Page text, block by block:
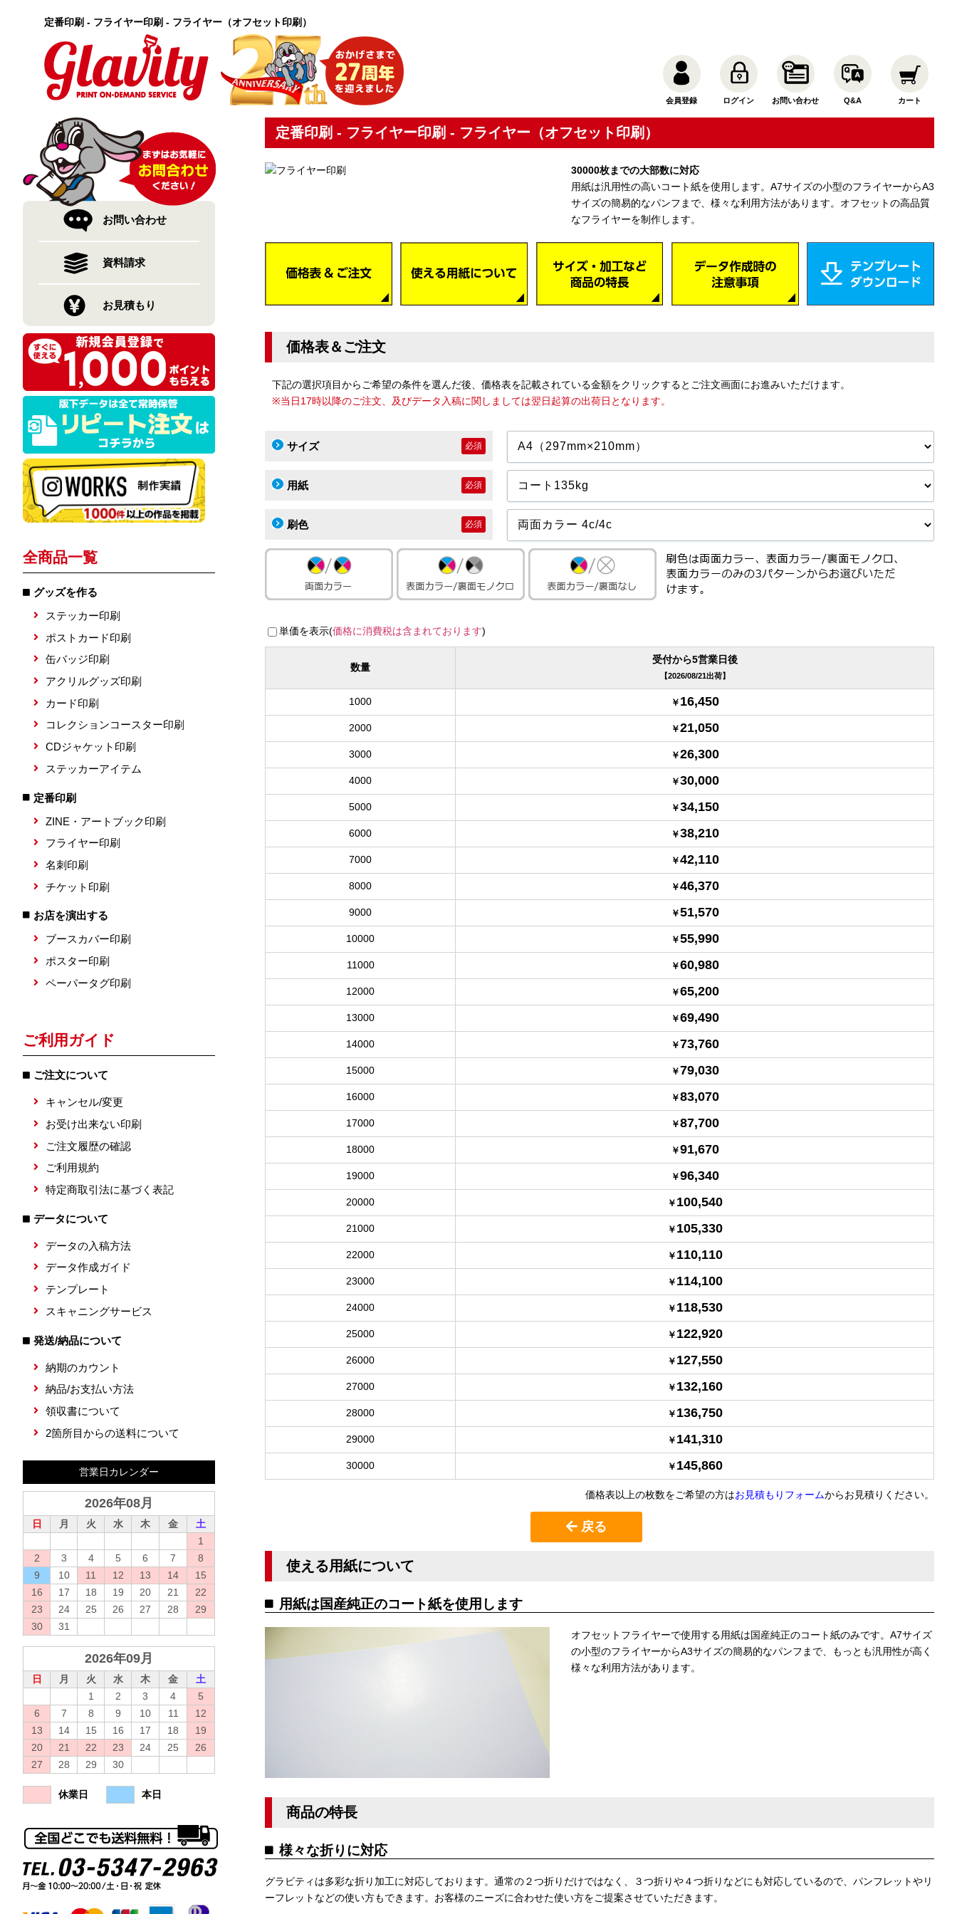
定番印刷 - フライヤー印刷 - フライヤー（オフセット印刷）
会員登録 ログイン お問い合わせ Q&A カート
お問い合わせ
資料請求
お見積もり
全商品一覧
グッズを作る
ステッカー印刷
ポストカード印刷
缶バッジ印刷
アクリルグッズ印刷
カード印刷
コレクションコースター印刷
CDジャケット印刷
ステッカーアイテム
定番印刷
ZINE・アートブック印刷
フライヤー印刷
名刺印刷
チケット印刷
お店を演出する
ブースカバー印刷
ポスター印刷
ペーパータグ印刷
ご利用ガイド
ご注文について
キャンセル/変更
お受け出来ない印刷
ご注文履歴の確認
ご利用規約
特定商取引法に基づく表記
データについて
データの入稿方法
データ作成ガイド
テンプレート
スキャニングサービス
発送/納品について
納期のカウント
納品/お支払い方法
領収書について
2箇所目からの送料について
営業日カレンダー
2026年08月
日 月 火 水 木 金
土
1
2
3 4 5 6 7
8
9
10 11 12 13 14
15
16
17 18 19 20 21
22
23
24 25 26 27 28
29
30
31
2026年09月
日 月 火 水 木 金
土
1
2 3 4
5
6
7 8 9 10 11
12
13
14 15 16 17 18
19
20
21 22 23 24 25
26
27
28 29 30
休業日 本日
定番印刷 - フライヤー印刷 - フライヤー（オフセット印刷）
30000枚までの大部数に対応
用紙は汎用性の高いコート紙を使用します。A7サイズの小型のフライヤーからA3
サイズの簡易的なパンフまで、様々な利用方法があります。オフセットの高品質
なフライヤーを制作します。
価格表＆ご注文
下記の選択項目からご希望の条件を選んだ後、価格表を記載されている金額をクリックするとご注文画面にお進みいただけます。
※当日17時以降のご注文、及びデータ入稿に関しましては翌日起算の出荷日となります。
サイズ 必須
用紙 必須
刷色 必須
単価を表示(価格に消費税は含まれております)
数量
受付から5営業日後
2026/08/21出荷
1000 16,450
2000 21,050
3000 26,300
4000 30,000
5000 34,150
6000 38,210
7000 42,110
8000 46,370
9000 51,570
10000 55,990
11000 60,980
12000 65,200
13000 69,490
14000 73,760
15000 79,030
16000 83,070
17000 87,700
18000 91,670
19000 96,340
20000 100,540
21000 105,330
22000 110,110
23000 114,100
24000 118,530
25000 122,920
26000 127,550
27000 132,160
28000 136,750
29000 141,310
30000 145,860
価格表以上の枚数をご希望の方はお見積もりフォームからお見積りください。
戻る
使える用紙について
用紙は国産純正のコート紙を使用します
オフセットフライヤーで使用する用紙は国産純正のコート紙のみです。A7サイズ
の小型のフライヤーからA3サイズの簡易的なパンフまで、もっとも汎用性が高く
様々な利用方法があります。
商品の特長
様々な折りに対応
グラビティは多彩な折り加工に対応しております。通常の２つ折りだけではなく、３つ折りや４つ折りなどにも対応しているので、パンフレットやリ
ーフレットなどの使い方もできます。お客様のニーズに合わせた使い方をご提案させていただきます。